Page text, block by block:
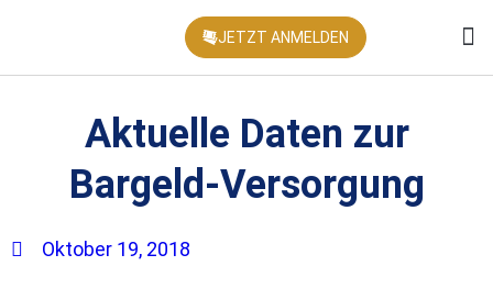
JETZT ANMELDEN
Aktuelle Daten zur
Bargeld-Versorgung
Oktober 19, 2018